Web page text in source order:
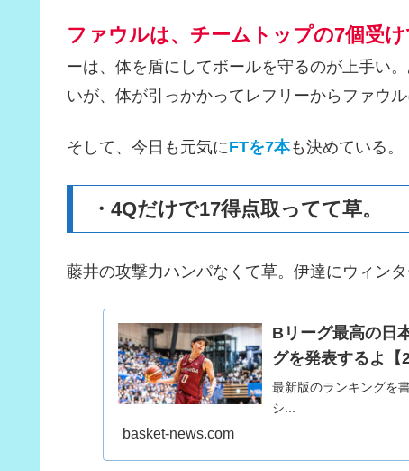
ファウルは、チームトップの7個受け
ーは、体を盾にしてボールを守るのが上手い
いが、体が引っかかってレフリーからファウ
そして、今日も元気にFTを7本も決めている。
・4Qだけで17得点取ってて草。
藤井の攻撃力ハンパなくて草。伊達にウィン
Bリーグ最高の日
グを発表するよ【
最新版のランキングを
シ...
basket-news.com